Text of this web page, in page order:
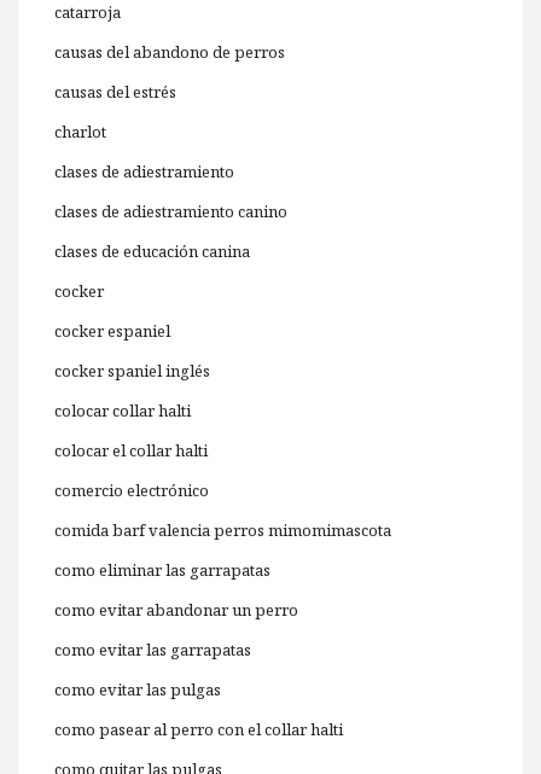
catarroja
causas del abandono de perros
causas del estrés
charlot
clases de adiestramiento
clases de adiestramiento canino
clases de educación canina
cocker
cocker espaniel
cocker spaniel inglés
colocar collar halti
colocar el collar halti
comercio electrónico
comida barf valencia perros mimomimascota
como eliminar las garrapatas
como evitar abandonar un perro
como evitar las garrapatas
como evitar las pulgas
como pasear al perro con el collar halti
como quitar las pulgas